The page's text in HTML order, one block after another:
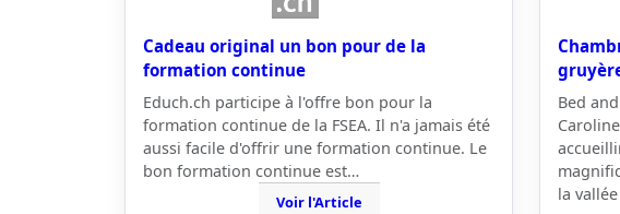
Cadeau original un bon pour de la
formation continue
Educh.ch participe à l'offre bon pour la
formation continue de la FSEA. Il n'a jamais été
aussi facile d'offrir une formation continue. Le
bon formation continue est…
Voir l'Article
Bed
la